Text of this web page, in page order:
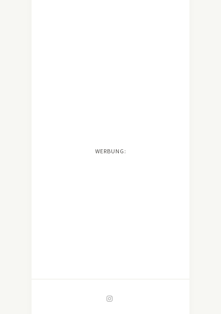
WERBUNG: